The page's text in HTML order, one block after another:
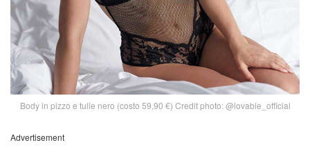
Body in pizzo e tulle nero (costo 59,90 €) Credit photo: @lovable_official
Advertisement